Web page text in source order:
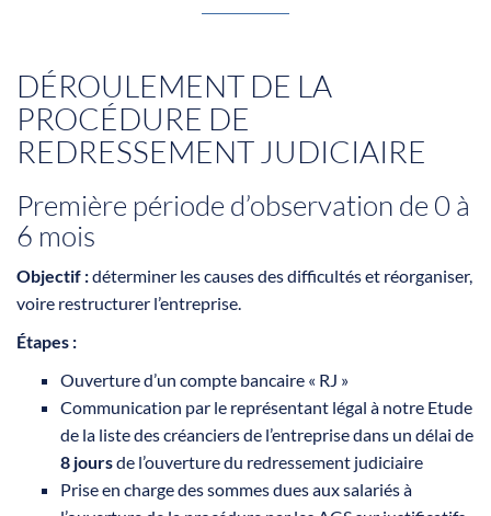
DÉROULEMENT DE LA
PROCÉDURE DE
REDRESSEMENT JUDICIAIRE
Première période d’observation de 0 à
6 mois
Objectif :déterminer les causes des difficultés et réorganiser,
voire restructurer l’entreprise.
Étapes :
Ouverture d’un compte bancaire « RJ »
Communication par le représentant légal à notre Etude
de la liste des créanciers de l’entreprise dans un délai de
8 joursde l’ouverture du redressement judiciaire
Prise en charge des sommes dues aux salariés à